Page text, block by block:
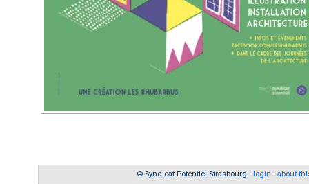
© Syndicat Potentiel Strasbourg - login - about